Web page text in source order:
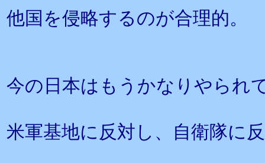
他国を侵略するのが合理的。
今の日本はもうかなりやられ
米軍基地に反対し、自衛隊に